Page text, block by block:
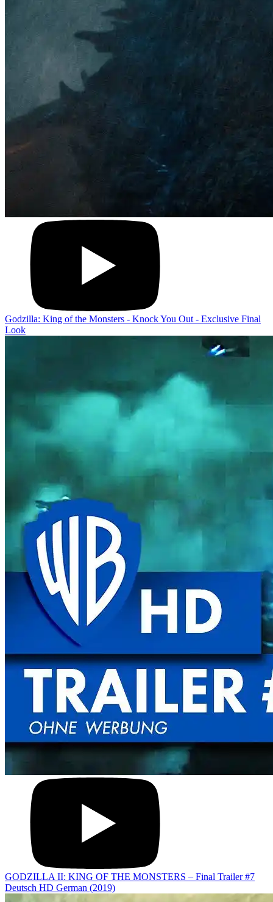
Godzilla: King of the Monsters - Knock You Out - Exclusive Final
Look
GODZILLA II: KING OF THE MONSTERS – Final Trailer #7
Deutsch HD German (2019)